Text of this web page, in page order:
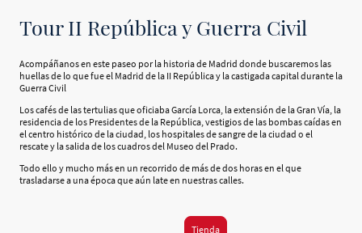
Tour II República y Guerra Civil
Acompáñanos en este paseo por la historia de Madrid donde buscaremos las
huellas de lo que fue el Madrid de la II República y la castigada capital durante la
Guerra Civil
Los cafés de las tertulias que oficiaba García Lorca, la extensión de la Gran Vía, la
residencia de los Presidentes de la República, vestigios de las bombas caídas en
el centro histórico de la ciudad, los hospitales de sangre de la ciudad o el
rescate y la salida de los cuadros del Museo del Prado.
Todo ello y mucho más en un recorrido de más de dos horas en el que
trasladarse a una época que aún late en nuestras calles.
Tienda